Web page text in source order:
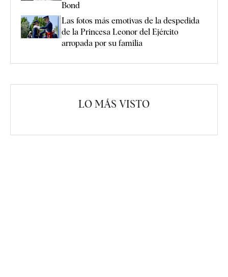
Bond
Las fotos más emotivas de la despedida
de la Princesa Leonor del Ejército
arropada por su familia
LO MÁS VISTO